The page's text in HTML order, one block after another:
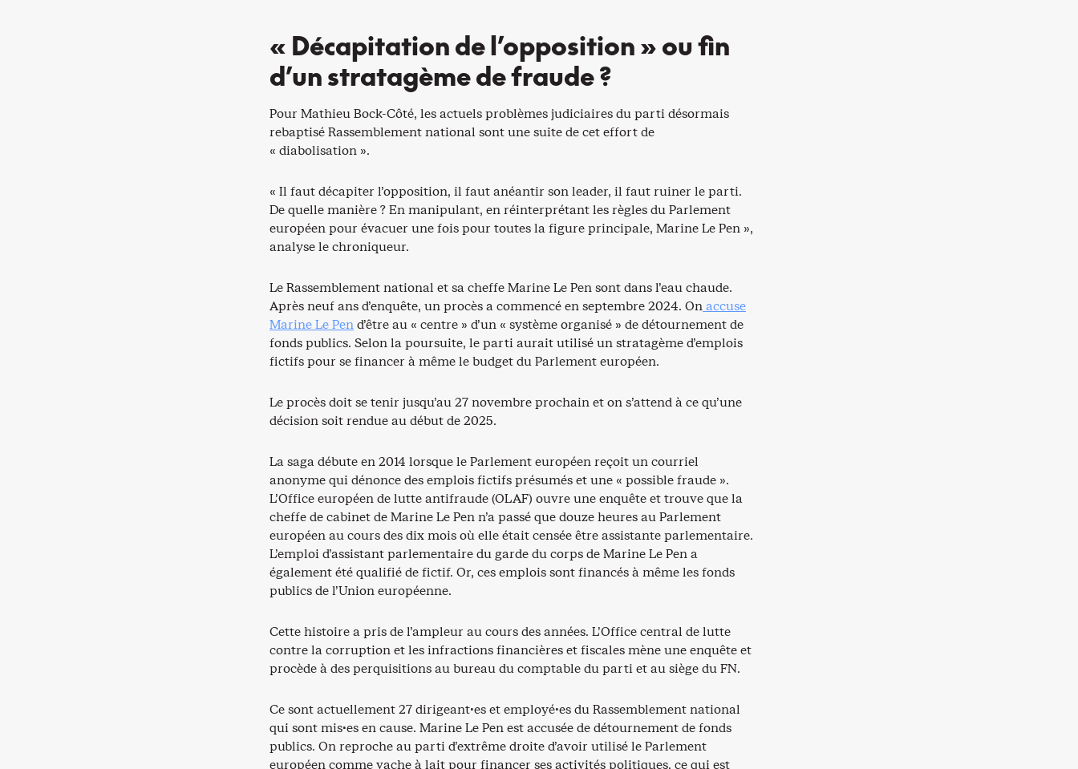
« Décapitation de l’opposition » ou fin
d’un stratagème de fraude ?
Pour Mathieu Bock-Côté, les actuels problèmes judiciaires du parti désormais
rebaptisé Rassemblement national sont une suite de cet effort de
« diabolisation ».
« Il faut décapiter l’opposition, il faut anéantir son leader, il faut ruiner le parti.
De quelle manière ? En manipulant, en réinterprétant les règles du Parlement
européen pour évacuer une fois pour toutes la figure principale, Marine Le Pen »,
analyse le chroniqueur.
Le Rassemblement national et sa cheffe Marine Le Pen sont dans l’eau chaude.
Après neuf ans d’enquête, un procès a commencé en septembre 2024. Onaccuse
Marine Le Pend’être au « centre » d’un « système organisé » de détournement de
fonds publics. Selon la poursuite, le parti aurait utilisé un stratagème d’emplois
fictifs pour se financer à même le budget du Parlement européen.
Le procès doit se tenir jusqu’au 27 novembre prochain et on s’attend à ce qu’une
décision soit rendue au début de 2025.
La saga débute en 2014 lorsque le Parlement européen reçoit un courriel
anonyme qui dénonce des emplois fictifs présumés et une « possible fraude ».
L’Office européen de lutte antifraude (OLAF) ouvre une enquête et trouve que la
cheffe de cabinet de Marine Le Pen n’a passé que douze heures au Parlement
européen au cours des dix mois où elle était censée être assistante parlementaire.
L’emploi d’assistant parlementaire du garde du corps de Marine Le Pen a
également été qualifié de fictif. Or, ces emplois sont financés à même les fonds
publics de l’Union européenne.
Cette histoire a pris de l’ampleur au cours des années. L’Office central de lutte
contre la corruption et les infractions financières et fiscales mène une enquête et
procède à des perquisitions au bureau du comptable du parti et au siège du FN.
Ce sont actuellement 27 dirigeant·es et employé·es du Rassemblement national
qui sont mis·es en cause. Marine Le Pen est accusée de détournement de fonds
publics. On reproche au parti d’extrême droite d’avoir utilisé le Parlement
européen comme vache à lait pour financer ses activités politiques, ce qui est